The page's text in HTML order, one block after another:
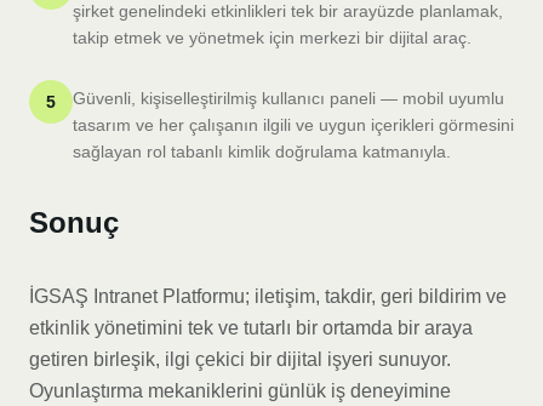
şirket genelindeki etkinlikleri tek bir arayüzde planlamak,
takip etmek ve yönetmek için merkezi bir dijital araç.
5
Güvenli, kişiselleştirilmiş kullanıcı paneli — mobil uyumlu
tasarım ve her çalışanın ilgili ve uygun içerikleri görmesini
sağlayan rol tabanlı kimlik doğrulama katmanıyla.
Sonuç
İGSAŞ Intranet Platformu; iletişim, takdir, geri bildirim ve
etkinlik yönetimini tek ve tutarlı bir ortamda bir araya
getiren birleşik, ilgi çekici bir dijital işyeri sunuyor.
Oyunlaştırma mekaniklerini günlük iş deneyimine